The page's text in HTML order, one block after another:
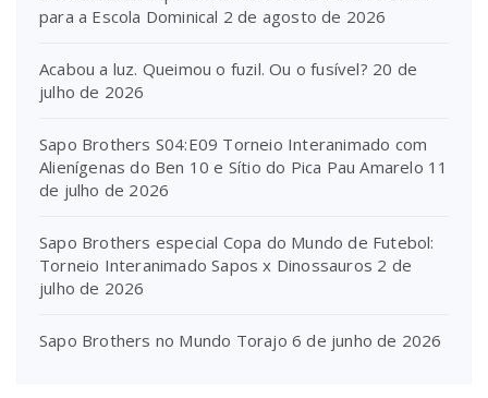
para a Escola Dominical 2 de agosto de 2026
Acabou a luz. Queimou o fuzil. Ou o fusível? 20 de
julho de 2026
Sapo Brothers S04:E09 Torneio Interanimado com
Alienígenas do Ben 10 e Sítio do Pica Pau Amarelo 11
de julho de 2026
Sapo Brothers especial Copa do Mundo de Futebol:
Torneio Interanimado Sapos x Dinossauros 2 de
julho de 2026
Sapo Brothers no Mundo Torajo 6 de junho de 2026